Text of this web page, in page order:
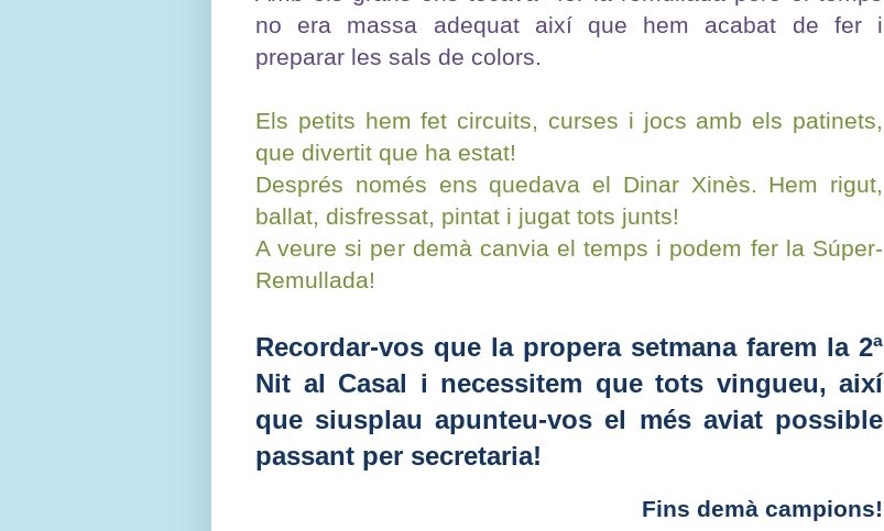
no era massa adequat així que hem acabat de fer i
preparar les sals de colors.
Els petits hem fet circuits, curses i jocs amb els patinets,
que divertit que ha estat!
Després només ens quedava el Dinar Xinès. Hem rigut,
ballat, disfressat, pintat i jugat tots junts!
A veure si per demà canvia el temps i podem fer la Súper-
Remullada!
Recordar-vos que la propera setmana farem la 2ª
Nit al Casal i necessitem que tots vingueu, així
que siusplau apunteu-vos el més aviat possible
passant per secretaria!
Fins demà campions!